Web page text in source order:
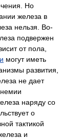
Но
железа в
нельзя. Во-
подвержен
от пола,
могут иметь
развития,
не дает
наряду со
о
тактикой
и